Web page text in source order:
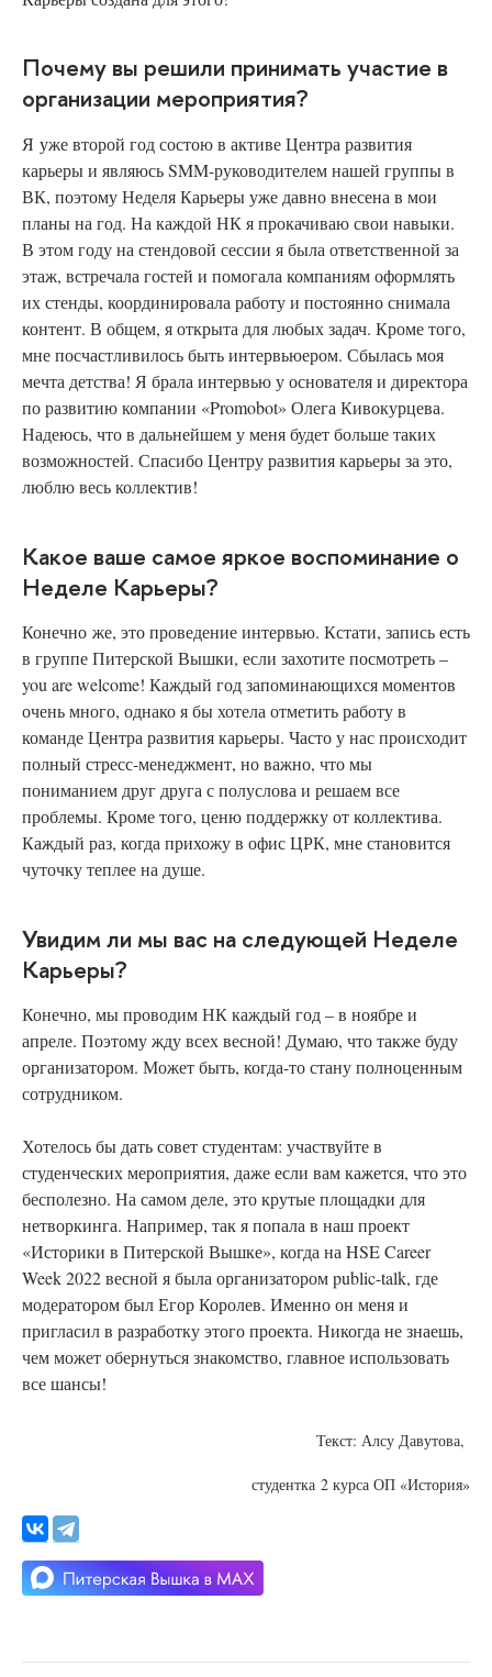
Почему вы решили принимать участие в
организации мероприятия?
Я уже второй год состою в активе Центра развития
карьеры и являюсь SMM-руководителем нашей группы в
ВК, поэтому Неделя Карьеры уже давно внесена в мои
планы на год. На каждой НК я прокачиваю свои навыки.
В этом году на стендовой сессии я была ответственной за
этаж, встречала гостей и помогала компаниям оформлять
их стенды, координировала работу и постоянно снимала
контент. В общем, я открыта для любых задач. Кроме того,
мне посчастливилось быть интервьюером. Сбылась моя
мечта детства! Я брала интервью у основателя и директора
по развитию компании «Promobot» Олега Кивокурцева.
Надеюсь, что в дальнейшем у меня будет больше таких
возможностей. Спасибо Центру развития карьеры за это,
люблю весь коллектив!
Какое ваше самое яркое воспоминание о
Неделе Карьеры?
Конечно же, это проведение интервью. Кстати, запись есть
в группе Питерской Вышки, если захотите посмотреть –
you are welcome! Каждый год запоминающихся моментов
очень много, однако я бы хотела отметить работу в
команде Центра развития карьеры. Часто у нас происходит
полный стресс-менеджмент, но важно, что мы
пониманием друг друга с полуслова и решаем все
проблемы. Кроме того, ценю поддержку от коллектива.
Каждый раз, когда прихожу в офис ЦРК, мне становится
чуточку теплее на душе.
Увидим ли мы вас на следующей Неделе
Карьеры?
Конечно, мы проводим НК каждый год – в ноябре и
апреле. Поэтому жду всех весной! Думаю, что также буду
организатором. Может быть, когда-то стану полноценным
сотрудником.
Хотелось бы дать совет студентам: участвуйте в
студенческих мероприятия, даже если вам кажется, что это
бесполезно. На самом деле, это крутые площадки для
нетворкинга. Например, так я попала в наш проект
«Историки в Питерской Вышке», когда на HSE Career
Week 2022 весной я была организатором public-talk, где
модератором был Егор Королев. Именно он меня и
пригласил в разработку этого проекта. Никогда не знаешь,
чем может обернуться знакомство, главное использовать
все шансы!
Текст: Алсу Давутова,
студентка 2 курса ОП «История»